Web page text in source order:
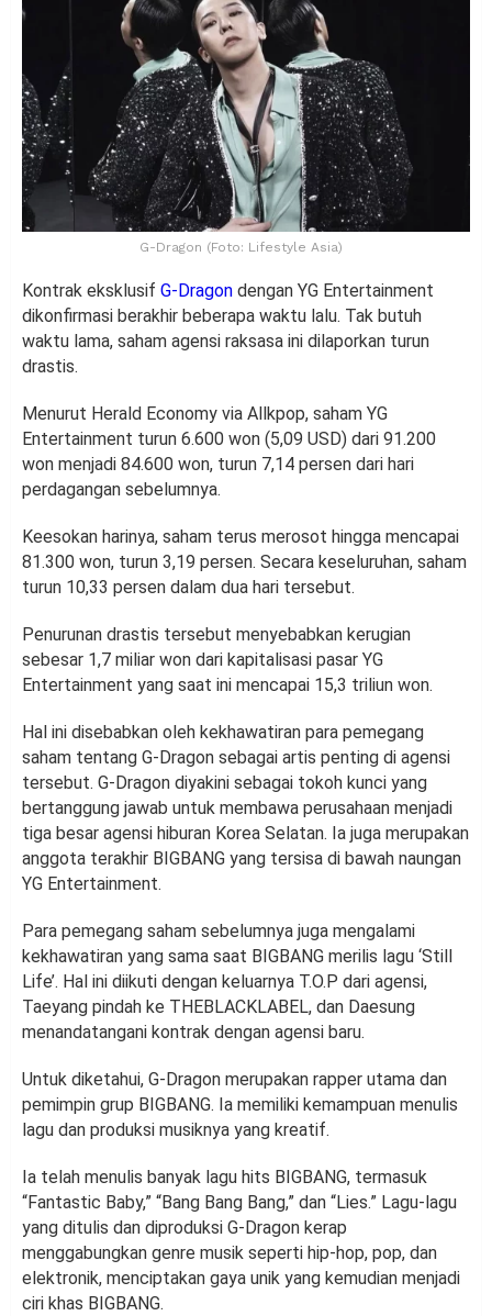
G-Dragon (Foto: Lifestyle Asia)
Kontrak eksklusif G-Dragon dengan YG Entertainment
dikonfirmasi berakhir beberapa waktu lalu. Tak butuh
waktu lama, saham agensi raksasa ini dilaporkan turun
drastis.
Menurut Herald Economy via Allkpop, saham YG
Entertainment turun 6.600 won (5,09 USD) dari 91.200
won menjadi 84.600 won, turun 7,14 persen dari hari
perdagangan sebelumnya.
Keesokan harinya, saham terus merosot hingga mencapai
81.300 won, turun 3,19 persen. Secara keseluruhan, saham
turun 10,33 persen dalam dua hari tersebut.
Penurunan drastis tersebut menyebabkan kerugian
sebesar 1,7 miliar won dari kapitalisasi pasar YG
Entertainment yang saat ini mencapai 15,3 triliun won.
Hal ini disebabkan oleh kekhawatiran para pemegang
saham tentang G-Dragon sebagai artis penting di agensi
tersebut. G-Dragon diyakini sebagai tokoh kunci yang
bertanggung jawab untuk membawa perusahaan menjadi
tiga besar agensi hiburan Korea Selatan. Ia juga merupakan
anggota terakhir BIGBANG yang tersisa di bawah naungan
YG Entertainment.
Para pemegang saham sebelumnya juga mengalami
kekhawatiran yang sama saat BIGBANG merilis lagu ‘Still
Life’. Hal ini diikuti dengan keluarnya T.O.P dari agensi,
Taeyang pindah ke THEBLACKLABEL, dan Daesung
menandatangani kontrak dengan agensi baru.
Untuk diketahui, G-Dragon merupakan rapper utama dan
pemimpin grup BIGBANG. Ia memiliki kemampuan menulis
lagu dan produksi musiknya yang kreatif.
Ia telah menulis banyak lagu hits BIGBANG, termasuk
“Fantastic Baby,” “Bang Bang Bang,” dan “Lies.” Lagu-lagu
yang ditulis dan diproduksi G-Dragon kerap
menggabungkan genre musik seperti hip-hop, pop, dan
elektronik, menciptakan gaya unik yang kemudian menjadi
ciri khas BIGBANG.